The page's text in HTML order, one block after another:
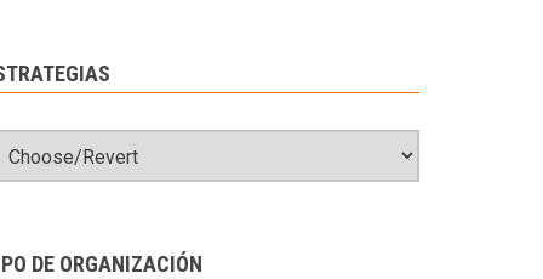
DE ORGANIZACIÓN